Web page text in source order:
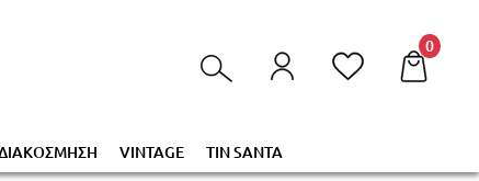
καλάθι σας!
0
VINTAGE TIN SANTA